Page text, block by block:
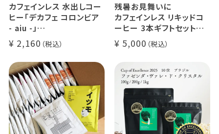
カフェインレス 水出しコー
ヒー「デカフェ コロンビア
- aiu -」
24g×6個（約12杯分）
マウンテンウォータープロ
セス カフェインレスコーヒ
ー豆100%使用 メール便
でお届け
2,160
残暑お見舞いに
カフェインレス リキッドコ
ーヒー 3本ギフトセット
クラッシュド デカフェ ゼリ
ー 1本
デカフェ オレベース【無
糖】1本
デカフェ アイスコーヒー 1
5,000